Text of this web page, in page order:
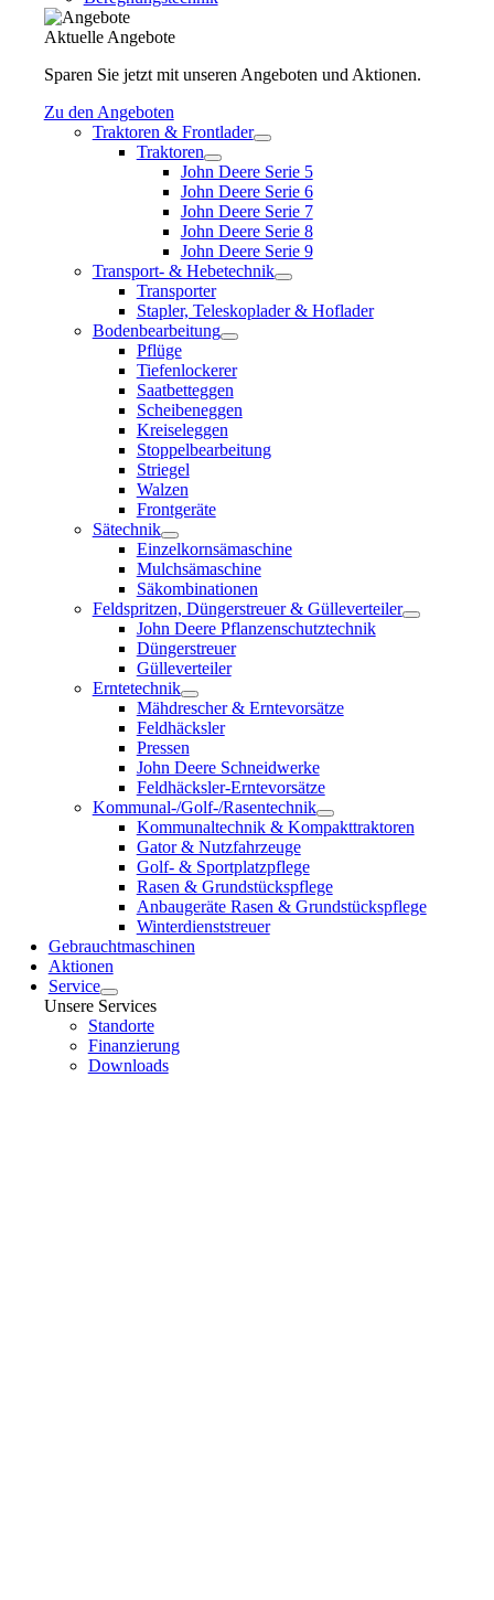
Aktuelle Angebote
Sparen Sie jetzt mit unseren Angeboten und Aktionen.
Zu den Angeboten
Traktoren & Frontlader
Traktoren
John Deere Serie 5
John Deere Serie 6
John Deere Serie 7
John Deere Serie 8
John Deere Serie 9
Transport- & Hebetechnik
Transporter
Stapler, Teleskoplader & Hoflader
Bodenbearbeitung
Pflüge
Tiefenlockerer
Saatbetteggen
Scheibeneggen
Kreiseleggen
Stoppelbearbeitung
Striegel
Walzen
Frontgeräte
Sätechnik
Einzelkornsämaschine
Mulchsämaschine
Säkombinationen
Feldspritzen, Düngerstreuer & Gülleverteiler
John Deere Pflanzenschutztechnik
Düngerstreuer
Gülleverteiler
Erntetechnik
Mähdrescher & Erntevorsätze
Feldhäcksler
Pressen
John Deere Schneidwerke
Feldhäcksler-Erntevorsätze
Kommunal-/Golf-/Rasentechnik
Kommunaltechnik & Kompakttraktoren
Gator & Nutzfahrzeuge
Golf- & Sportplatzpflege
Rasen & Grundstückspflege
Anbaugeräte Rasen & Grundstückspflege
Winterdienststreuer
Gebrauchtmaschinen
Aktionen
Service
Unsere Services
Standorte
Finanzierung
Downloads